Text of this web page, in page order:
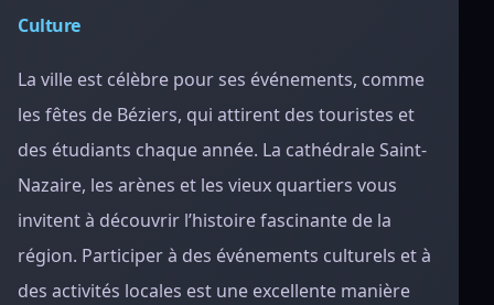
Culture
La ville est célèbre pour ses événements, comme
les fêtes de Béziers, qui attirent des touristes et
des étudiants chaque année. La cathédrale Saint-
Nazaire, les arènes et les vieux quartiers vous
invitent à découvrir l’histoire fascinante de la
région. Participer à des événements culturels et à
des activités locales est une excellente manière